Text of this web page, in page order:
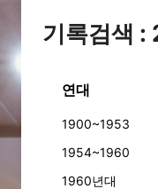
기록검색 :
연대
1900~1953
1954~1960
1960년대